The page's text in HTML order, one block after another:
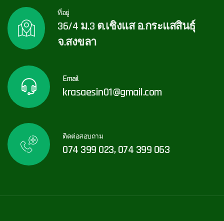
ที่อยู่
36/4 ม.3 ต.เชิงแส อ.กระแสสินธุ์
จ.สงขลา
Email
krasaesin01@gmail.com
ติดต่อสอบถาม
074 399 023, 074 399 063